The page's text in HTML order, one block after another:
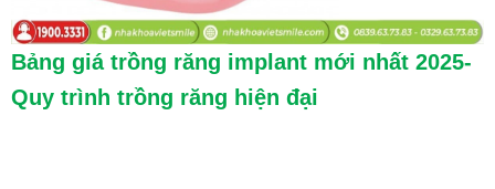
Bảng giá trồng răng implant mới nhất 2025-
Quy trình trồng răng hiện đại